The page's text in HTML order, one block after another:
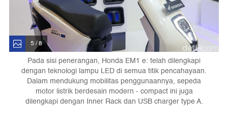
5 / 8
Pada sisi penerangan, Honda EM1 e: telah dilengkapi
dengan teknologi lampu LED di semua titik pencahayaan.
Dalam mendukung mobilitas penggunaannya, sepeda
motor listrik berdesain modern - compact ini juga
dilengkapi dengan Inner Rack dan USB charger type A.